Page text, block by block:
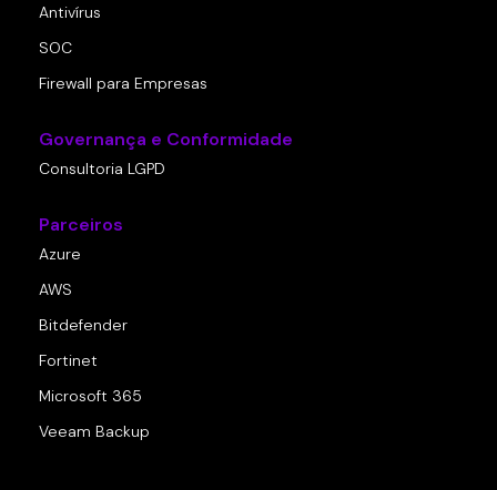
Antivírus
SOC
Firewall para Empresas
Governança e Conformidade
Consultoria LGPD
Parceiros
Azure
AWS
Bitdefender
Fortinet
Microsoft 365
Veeam Backup